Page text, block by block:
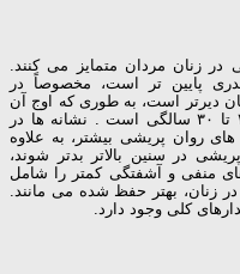
در زنان مردان متمایز می­ کنند.
پایین­ تر است، مخصوصاً در
دیرتر است، به طوری که اوج آن
همان­ گونه که قبلاً شرح داده شد، اواخر ۲۰ تا ۳۰ سالگی است . نشانه ­ها در
روان­ پریشی بیشتر، به علاوه
در سنین بالاتر بدتر شوند،
منفی و آشفتگی کمتر را شامل
زنان، بهتر حفظ شده می ­مانند.
کلی وجود دارد.